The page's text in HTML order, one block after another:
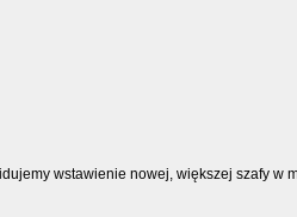
wstawienie nowej, większej szafy w